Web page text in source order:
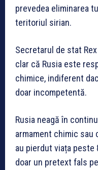
prevedea eliminarea
teritoriul sirian.
Secretarul de stat
clar că Rusia este
chimice, indiferent
doar incompetentă.
Rusia neagă în
armament chimic sau
au pierdut viața peste
doar un pretext fals